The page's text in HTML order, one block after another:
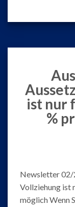
ist nur
%
Newsletter 02/
Vollziehung ist
möglich Wenn